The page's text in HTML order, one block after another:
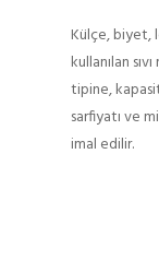
Külçe, biyet,
kullanılan
tipine,
sarfiyatı ve
imal edilir.